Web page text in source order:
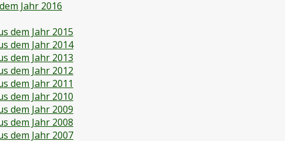
Jahr 2016
dem Jahr 2015
dem Jahr 2014
dem Jahr 2013
dem Jahr 2012
dem Jahr 2011
dem Jahr 2010
dem Jahr 2009
dem Jahr 2008
dem Jahr 2007